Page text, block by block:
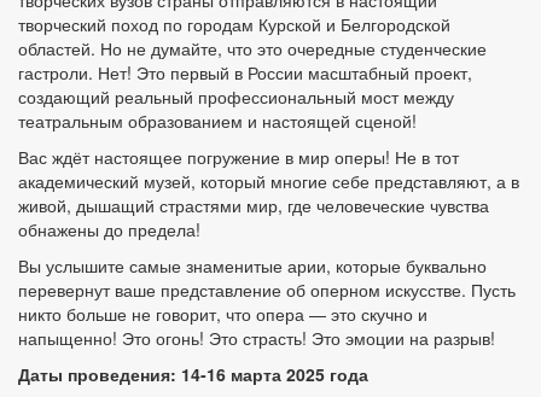
творческий поход по городам Курской и Белгородской
областей. Но не думайте, что это очередные студенческие
гастроли. Нет! Это первый в России масштабный проект,
создающий реальный профессиональный мост между
театральным образованием и настоящей сценой!
Вас ждёт настоящее погружение в мир оперы! Не в тот
академический музей, который многие себе представляют, а в
живой, дышащий страстями мир, где человеческие чувства
обнажены до предела!
Вы услышите самые знаменитые арии, которые буквально
перевернут ваше представление об оперном искусстве. Пусть
никто больше не говорит, что опера — это скучно и
напыщенно! Это огонь! Это страсть! Это эмоции на разрыв!
Даты проведения: 14-16 марта 2025 года